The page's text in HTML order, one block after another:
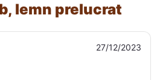
lemn prelucrat
27/12/2023